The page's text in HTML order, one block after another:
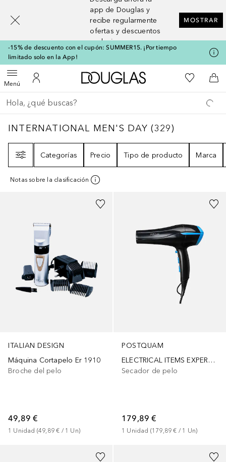
app de Douglas y
recibe regularmente
ofertas y descuentos
exclusivos
MOSTRAR
-15% de descuento con el cupón: SUMMER15. ¡Por tiempo
limitado solo en la App!
MenúAbrir menúMi cuenta
A Douglas HomeMi lista de
A
Regresar
Ejecutar búsqueda
INTERNATIONAL MEN'S DAY329
INTERNATIONAL MEN'S DAY (329)
Categorías
Precio Tipo de producto Marca
Notas sobre la clasificación
ITALIAN DESIGN
Máquina Cortapelo Er 1910
Broche del pelo
49,89 €
1 Unidad (49,89 € / 1 Un)
POSTQUAM
ELECTRICAL ITEMS EXPERTOS
Secador de pelo
179,89 €
1 Unidad (179,89 € / 1 Un)
[navigation.slideout.screenreader]